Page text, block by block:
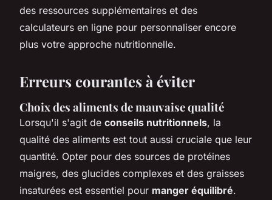
des ressources supplémentaires et des
calculateurs en ligne pour personnaliser encore
plus votre approche nutritionnelle.
Erreurs courantes à éviter
Choix des aliments de mauvaise qualité
Lorsqu'il s'agit de conseils nutritionnels, la
qualité des aliments est tout aussi cruciale que leur
quantité. Opter pour des sources de protéines
maigres, des glucides complexes et des graisses
insaturées est essentiel pour manger équilibré.